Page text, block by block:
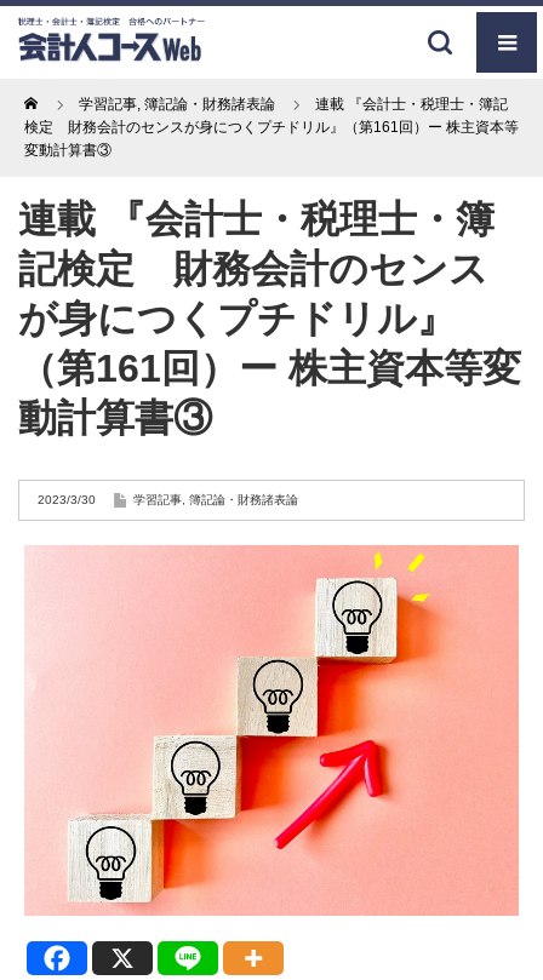
Home 学習記事, 簿記論・財務諸表論
連載 『会計士・税理士・簿記
検定 財務会計のセンスが身につくプチドリル』（第161回）ー 株主資本等
変動計算書③
連載 『会計士・税理士・簿
記検定 財務会計のセンス
が身につくプチドリル』
（第161回）ー 株主資本等変
動計算書③
2023/3/30 学習記事 簿記論・財務諸表論